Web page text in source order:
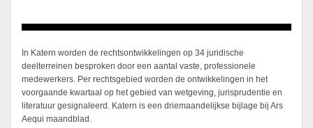
In Katern worden de rechtsontwikkelingen op 34 juridische
deelterreinen besproken door een aantal vaste, professionele
medewerkers. Per rechtsgebied worden de ontwikkelingen in het
voorgaande kwartaal op het gebied van wetgeving, jurisprudentie en
literatuur gesignaleerd. Katern is een driemaandelijkse bijlage bij Ars
Aequi maandblad.